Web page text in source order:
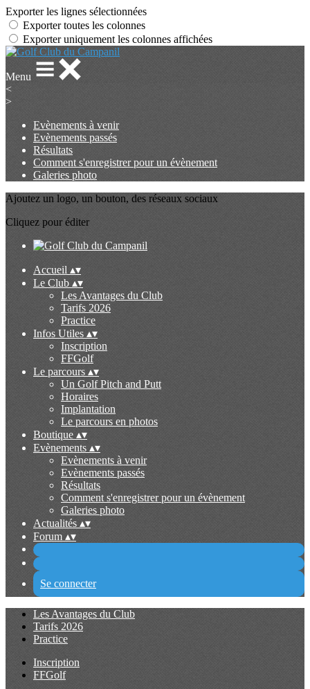
Exporter les lignes sélectionnées
Exporter toutes les colonnes
Exporter uniquement les colonnes affichées
Menu
<
>
Evènements à venir
Evènements passés
Résultats
Comment s'enregistrer pour un évènement
Galeries photo
Ajoutez un logo, un bouton, des réseaux sociaux
Cliquez pour éditer
Accueil ▴▾
Le Club ▴▾
Les Avantages du Club
Tarifs 2026
Practice
Infos Utiles ▴▾
Inscription
FFGolf
Le parcours ▴▾
Un Golf Pitch and Putt
Horaires
Implantation
Le parcours en photos
Boutique ▴▾
Evènements ▴▾
Evènements à venir
Evènements passés
Résultats
Comment s'enregistrer pour un évènement
Galeries photo
Actualités ▴▾
Forum ▴▾
Se connecter
Les Avantages du Club
Tarifs 2026
Practice
Inscription
FFGolf